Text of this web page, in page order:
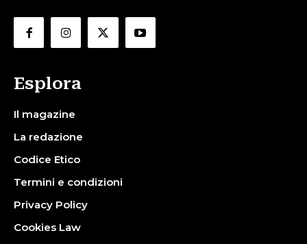
Esplora
Il magazine
La redazione
Codice Etico
Termini e condizioni
Privacy Policy
Cookies Law